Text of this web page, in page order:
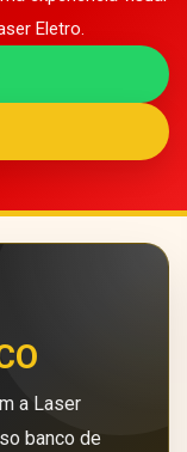
Eletro.
a Laser
banco de